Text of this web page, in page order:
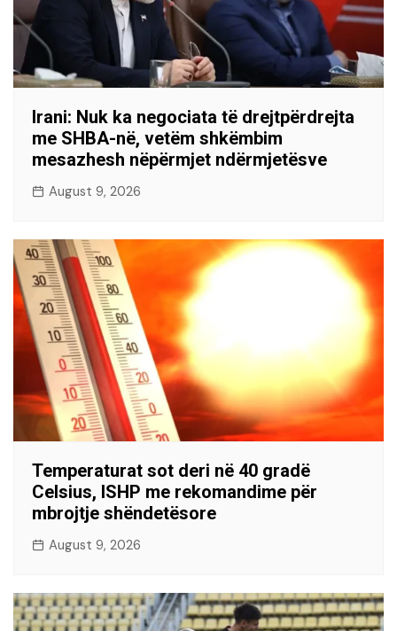
Irani: Nuk ka negociata të drejtpërdrejta
me SHBA-në, vetëm shkëmbim
mesazhesh nëpërmjet ndërmjetësve
August 9, 2026
Temperaturat sot deri në 40 gradë
Celsius, ISHP me rekomandime për
mbrojtje shëndetësore
August 9, 2026